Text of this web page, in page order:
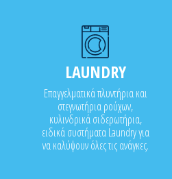
LAUNDRY
Επαγγελματικά πλυντήρια και
στεγνωτήρια ρούχων,
κυλινδρικά σιδερωτήρια,
ειδικά συστήματα Laundry για
να καλύψουν όλες τις ανάγκες.